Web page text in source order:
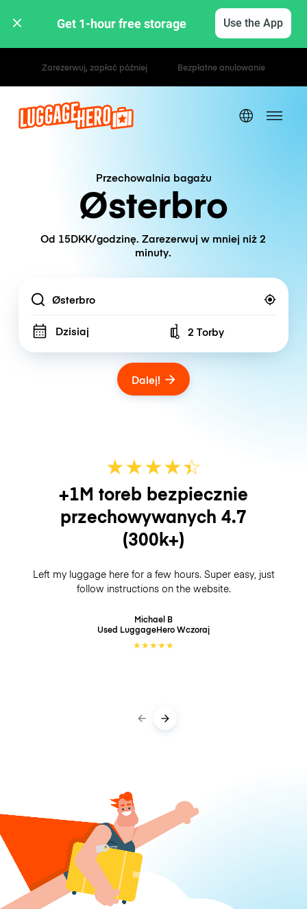
Get 1-hour free storage Use the App
Stawki godzinowe / dzienne
Przechowalnia bagażu
Østerbro
Od 15DKK/godzinę. Zarezerwuj w mniej niż 2
minuty.
Location
Dzisiaj Number of bags
2 Torby
Dalej!
★★★★☆
★
+1M toreb bezpiecznie
przechowywanych 4.7
(300k+)
Left my luggage here for a few hours. Super easy, just
follow instructions on the website.
Michael B
Used LuggageHeroWczoraj
★★★★★